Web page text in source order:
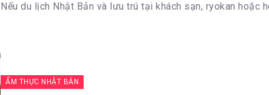
Nếu du lịch Nhật Bản và lưu trú tại khách sạn, ryokan hoặc
ẨM THỰC NHẬT BẢN